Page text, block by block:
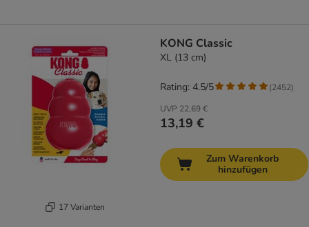
17 Varianten
KONG Classic
XL (13 cm)
UVP 22,69 €
13,19 €
Rating: 4.5/5 (2452)
Zum Warenkorb
hinzufügen